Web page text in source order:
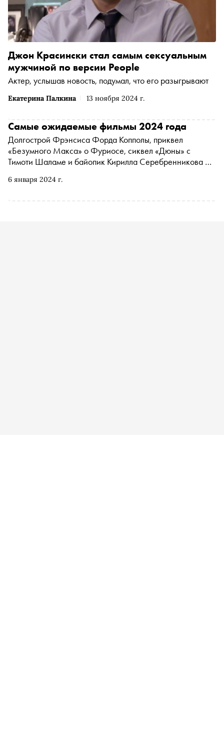
Екатерина Палкина 13 ноября 2024 г.
Джон Красински стал самым сексуальным
мужчиной по версии People
Актер, услышав новость, подумал, что его разыгрывают
6 января 2024 г.
Самые ожидаемые фильмы 2024 года
Долгострой Фрэнсиса Форда Копполы, приквел
«Безумного Макса» о Фуриосе, сиквел «Дюны» с
Тимоти Шаламе и байопик Кирилла Серебренникова —
посмотреть в 2024 году